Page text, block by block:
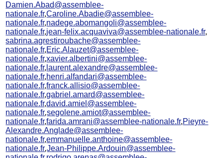
Damien.Abad@assemblee-
nationale.fr,Caroline.Abadie@assemblee-
nationale.fr,nadege.abomangoli@assemblee-
nationale.fr,jean-felix.acquaviva@assemblee-nationale.fr,
sabrina.agrestiroubache@assemblee-
nationale.fr,Eric.Alauzet@assemblee-
nationale.fr,xavier.albertini@assemblee-
nationale.fr, laurent.alexandre@assemblee-
nationale.fr,henri.alfandari@assemblee-
nationale.fr,franck.allisio@assemblee-
nationale.fr,gabriel.amard@assemblee-
nationale.fr,david.amiel@assemblee-
nationale.fr,segolene.amiot@assemblee-
nationale.fr,farida.amrani@assemblee-nationale.fr,Pieyre-
Alexandre.Anglade@assemblee-
nationale.fr,emmanuelle.anthoine@assemblee-
nationale.fr,Jean-Philippe.Ardouin@assemblee-